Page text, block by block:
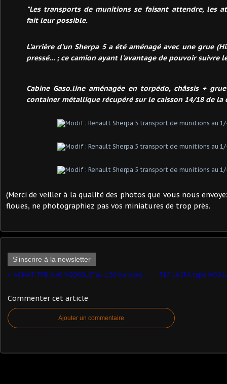
"Les transports de munitions se faisant attendre, les
fait leur possible.
L'arrière d'un Sherpa 5 a été aménagé avec une grue
pressé... ; ce camion ayant l'avantage de pouvoir suivre
Cabine Gaso.line aménagée en torpédo, châssis +
container métallique récupéré sur le caisson 14/18 de la
(Merci de veiller à la qualité des photos que vous nous
floues, ne photographiez pas vos miniatures de trop près.
S'inscrire à la newsletter
ACMAT TPK 6.40 "NIOKOLO" au 1:50 sur base Solido (par Eric B.)
Commenter cet article
Ajouter un commentaire